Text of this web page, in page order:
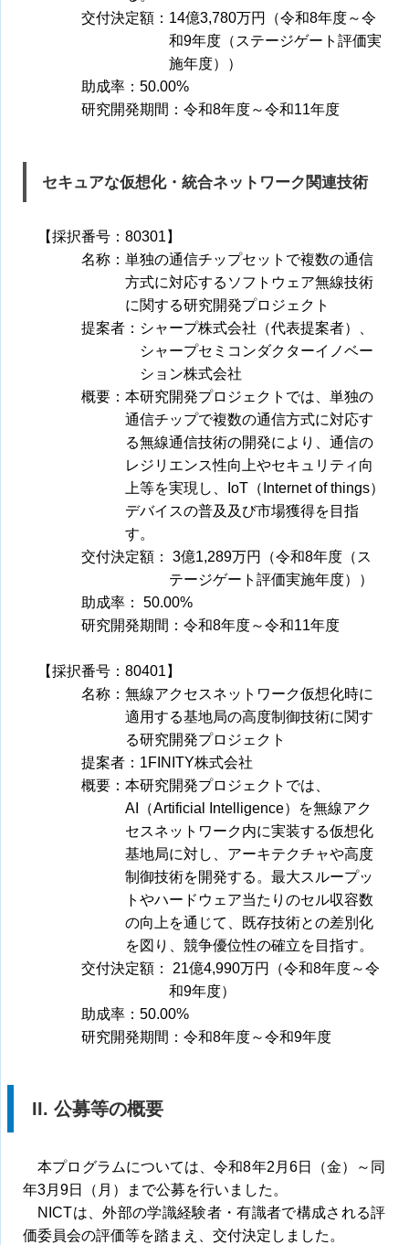
交付決定額：14億3,780万円（令和8年度～令
和9年度（ステージゲート評価実
施年度））
助成率：50.00%
研究開発期間：令和8年度～令和11年度
セキュアな仮想化・統合ネットワーク関連技術
【採択番号：80301】
名称：単独の通信チップセットで複数の通信
方式に対応するソフトウェア無線技術
に関する研究開発プロジェクト
提案者：シャープ株式会社（代表提案者）、
シャープセミコンダクターイノベー
ション株式会社
概要：本研究開発プロジェクトでは、単独の
通信チップで複数の通信方式に対応す
る無線通信技術の開発により、通信の
レジリエンス性向上やセキュリティ向
上等を実現し、IoT（Internet of things）
デバイスの普及及び市場獲得を目指
す。
交付決定額： 3億1,289万円（令和8年度（ス
テージゲート評価実施年度））
助成率： 50.00%
研究開発期間：令和8年度～令和11年度
【採択番号：80401】
名称：無線アクセスネットワーク仮想化時に
適用する基地局の高度制御技術に関す
る研究開発プロジェクト
提案者：1FINITY株式会社
概要：本研究開発プロジェクトでは、
AI（Artificial Intelligence）を無線アク
セスネットワーク内に実装する仮想化
基地局に対し、アーキテクチャや高度
制御技術を開発する。最大スループッ
トやハードウェア当たりのセル収容数
の向上を通じて、既存技術との差別化
を図り、競争優位性の確立を目指す。
交付決定額： 21億4,990万円（令和8年度～令
和9年度）
助成率：50.00%
研究開発期間：令和8年度～令和9年度
II. 公募等の概要
本プログラムについては、令和8年2月6日（金）～同
年3月9日（月）まで公募を行いました。
NICTは、外部の学識経験者・有識者で構成される評
価委員会の評価等を踏まえ、交付決定しました。